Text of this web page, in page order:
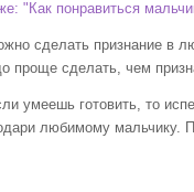
"Как понравиться
признание в любви
проще сделать, чем
готовить, то испеки
любимому мальчику.